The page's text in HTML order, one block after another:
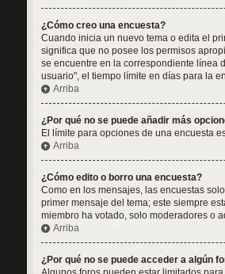
¿Cómo creo una encuesta?
Cuando inicia un nuevo tema o edita el
significa que no posee los permisos
se encuentre en la correspondiente línea
usuario", el tiempo límite en días para la
Arriba
¿Por qué no se puede añadir más
El límite para opciones de una encuesta
Arriba
¿Cómo edito o borro una encuesta?
Como en los mensajes, las encuestas
primer mensaje del tema; este siempre
miembro ha votado, solo moderadores o
Arriba
¿Por qué no se puede acceder a algún